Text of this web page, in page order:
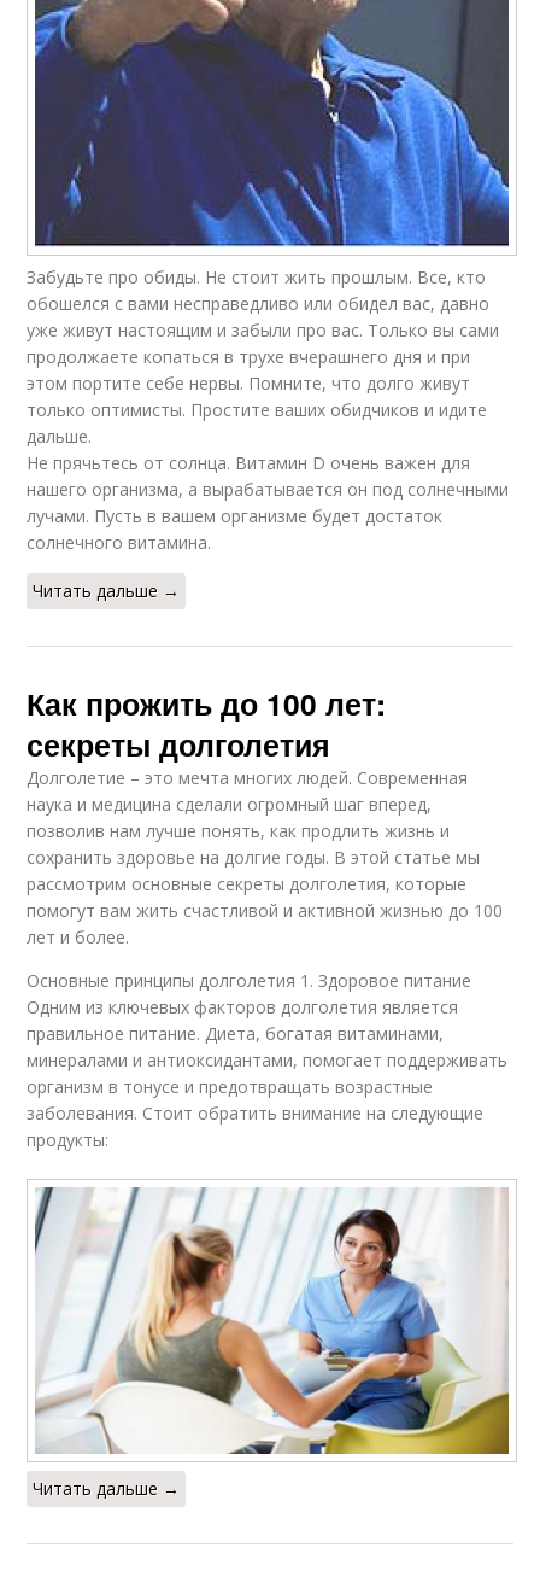
Забудьте про обиды. Не стоит жить прошлым. Все, кто
обошелся с вами несправедливо или обидел вас, давно
уже живут настоящим и забыли про вас. Только вы сами
продолжаете копаться в трухе вчерашнего дня и при
этом портите себе нервы. Помните, что долго живут
только оптимисты. Простите ваших обидчиков и идите
дальше.
Не прячьтесь от солнца. Витамин D очень важен для
нашего организма, а вырабатывается он под солнечными
лучами. Пусть в вашем организме будет достаток
солнечного витамина.
Читать дальше →
Как прожить до 100 лет:
секреты долголетия
Долголетие – это мечта многих людей. Современная
наука и медицина сделали огромный шаг вперед,
позволив нам лучше понять, как продлить жизнь и
сохранить здоровье на долгие годы. В этой статье мы
рассмотрим основные секреты долголетия, которые
помогут вам жить счастливой и активной жизнью до 100
лет и более.
Основные принципы долголетия 1. Здоровое питание
Одним из ключевых факторов долголетия является
правильное питание. Диета, богатая витаминами,
минералами и антиоксидантами, помогает поддерживать
организм в тонусе и предотвращать возрастные
заболевания. Стоит обратить внимание на следующие
продукты:
Читать дальше →